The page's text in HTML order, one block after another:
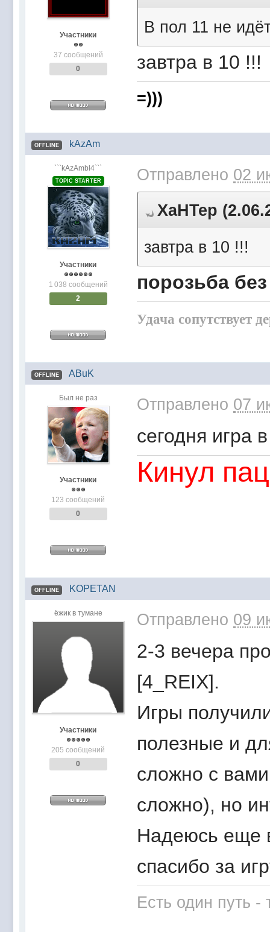
Участники
37 сообщений
0
В пол 11 не
завтра в 10 !!!
=)))
OFFLINE kAzAm
```kAzAmbl4```
TOPIC STARTER
Участники
1 038 сообщений
2
Отправлено 02
XaHTep
завтра в 10 !!!
порозьба
Удача сопутствует
OFFLINE ABuK
Был не раз
Участники
123 сообщений
0
Отправлено 07
сегодня игра
Кинул
OFFLINE KOPETAN
ёжик в тумане
Участники
205 сообщений
0
Отправлено 09
2-3 вечера
[4_REIX].
Игры
полезные и
сложно с
сложно), но
Надеюсь еще
спасибо за
Есть один путь